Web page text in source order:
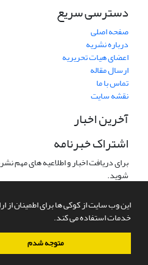
این وب سایت از کوکی ها برای اطمینان از
خدمات استفاده می کند.
متوجه شدم
دسترسی سریع
صفحه اصلی
درباره نشریه
اعضای هیات تحریریه
ارسال مقاله
تماس با ما
نقشه سایت
آخرین اخبار
اشتراک خبرنامه
برای دریافت اخبار و اطلاعیه های مهم
شوید.
سامانه مدیریت نشریات علمی.طراحی و